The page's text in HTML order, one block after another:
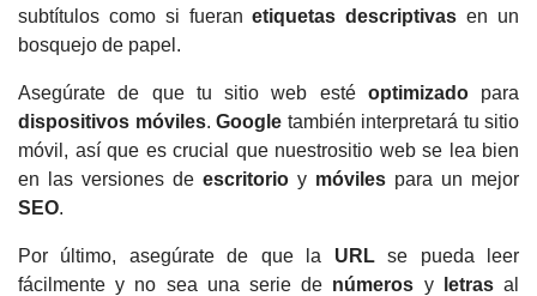
subtítulos como si fueranetiquetas descriptivas en un
bosquejo de papel.
Asegúrate de que tu sitio web esté optimizadopara
dispositivos móviles. Google también interpretará tu sitio
móvil, así que es crucial que nuestrositio web se lea bien
en las versiones de escritorio y móviles para un mejor
SEO.
Por último, asegúrate de que la URLse pueda leer
fácilmente y no sea una serie de números y letrasal